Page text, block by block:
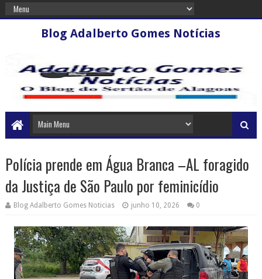
Blog Adalberto Gomes Notícias
Polícia prende em Água Branca –AL foragido
da Justiça de São Paulo por feminicídio
Blog Adalberto Gomes Noticias junho 10, 2026 0